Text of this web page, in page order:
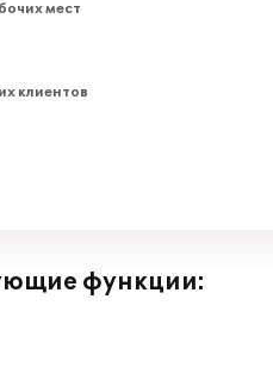
мест
клиентов
функции: